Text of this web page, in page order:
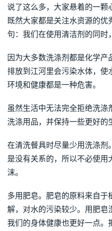
说了这么多，大家悬着的一颗
既然大家都是关注水资源的
句：我们在使用清洁剂的同时
因为大多数洗涤剂都是化学
排放到江河里会污染水体，
环境和健康都是一种危害。
虽然生活中无法完全拒绝洗
洗涤用品，并保持一些更好的
在清洗餐具时尽量少用洗涤剂
是没有关系的，所以不必使
沫。
多用肥皂。肥皂的原料来自
解，对水的污染较少。用肥
我们的身体健康也更好一点